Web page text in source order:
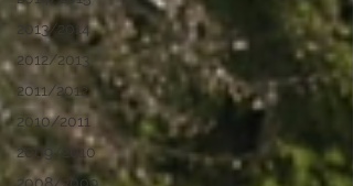
2013/2014
2012/2013
2011/2012
2010/2011
2009/2010